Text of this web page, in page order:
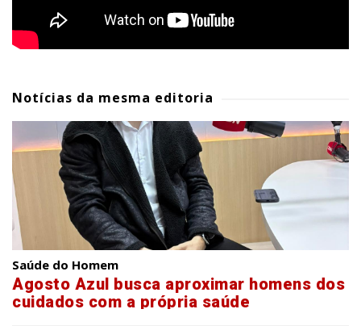
Notícias da mesma editoria
Saúde do Homem
Agosto Azul busca aproximar homens dos
cuidados com a própria saúde